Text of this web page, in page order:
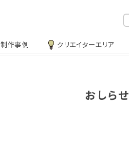
制作事例 クリエイターエリア
おしらせ